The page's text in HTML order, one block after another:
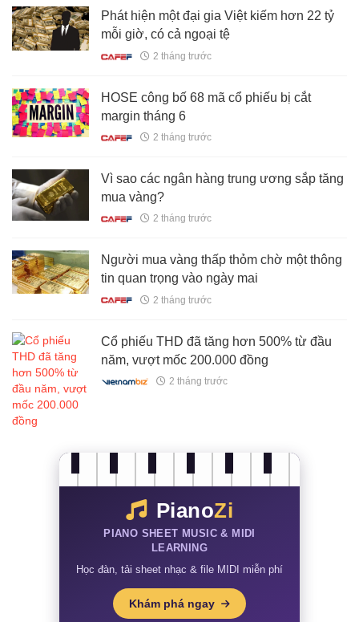
Phát hiện một đại gia Việt kiếm hơn 22 tỷ
mỗi giờ, có cả ngoại tệ
2 tháng trước
HOSE công bố 68 mã cổ phiếu bị cắt
margin tháng 6
2 tháng trước
Vì sao các ngân hàng trung ương sắp tăng
mua vàng?
2 tháng trước
Người mua vàng thấp thỏm chờ một thông
tin quan trọng vào ngày mai
2 tháng trước
Cổ phiếu THD đã tăng hơn 500% từ đầu
năm, vượt mốc 200.000 đồng
2 tháng trước
PianoZi
PIANO SHEET MUSIC & MIDI
LEARNING
Học đàn, tải sheet nhạc & file MIDI miễn phí
Khám phá ngay